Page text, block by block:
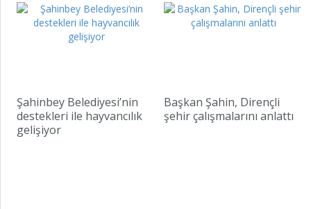
Şahinbey Belediyesi’nin
destekleri ile hayvancılık
gelişiyor
Başkan Şahin, Dirençli
şehir çalışmalarını anlattı